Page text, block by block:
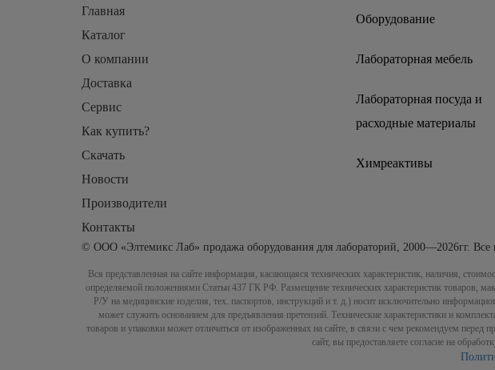
Главная
Каталог
О компании
Доставка
Сервис
Как купить?
Скачать
Новости
Производители
Контакты
Оборудование
Лабораторная мебель
Лабораторная посуда и
расходные материалы
Химреактивы
© ООО «Элтемикс Лаб» продажа оборудования для лабораторий, 2000—2026гг.
Вся представленная на сайте информация, касающаяся технических характеристик, наличия,
определяемой положениями Статьи 437 ГК РФ. Размещение технических характеристик товаров,
Р/У на медицинские изделия, тех. паспортов, инструкций и т. д.) носит исключительно
может служить основанием для предъявления претензий. Технические характеристики и
товаров и упаковки может отличаться от изображенных на сайте, в связи с чем рекомендуем
сайт, вы предоставляете согласие на